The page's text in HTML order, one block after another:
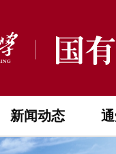
新闻动态